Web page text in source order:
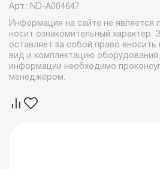
Арт.: ND-A004647
Информация на сайте не является
носит ознакомительный характер.
оставляет за собой право
вид и комплектацию
информации необходимо
менеджером.